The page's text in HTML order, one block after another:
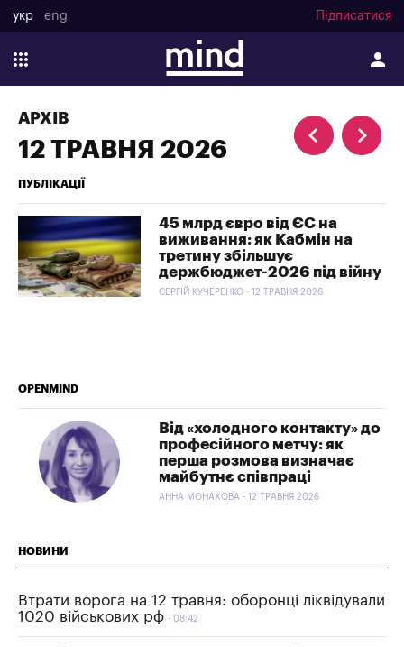
укр eng Підписатися
АРХІВ
12 ТРАВНЯ 2026
ПУБЛІКАЦІЇ
45 млрд євро від ЄС на
виживання: як Кабмін на
третину збільшує
держбюджет-2026 під війну
СЕРГІЙ КУЧЕРЕНКО - 12 ТРАВНЯ 2026
OPENMIND
Від «холодного контакту» до
професійного метчу: як
перша розмова визначає
майбутнє співпраці
АННА МОНАХОВА - 12 ТРАВНЯ 2026
НОВИНИ
Втрати ворога на 12 травня: оборонці ліквідували
1020 військових рф
08:42